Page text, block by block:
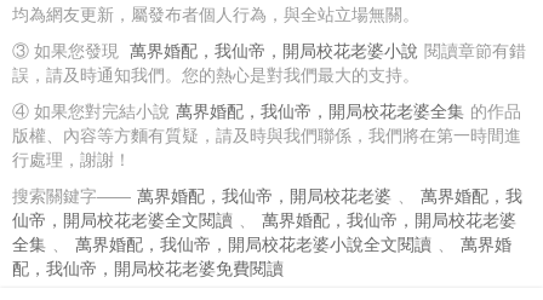
均為網友更新，屬發布者個人行為，與全站立場無關。
③ 如果您發現 萬界婚配，我仙帝，開局校花老婆小說 閱讀章節有錯
誤，請及時通知我們。您的熱心是對我們最大的支持。
④ 如果您對完結小說 萬界婚配，我仙帝，開局校花老婆全集 的作品
版權、內容等方麵有質疑，請及時與我們聯係，我們將在第一時間進
行處理，謝謝！
搜索關鍵字—— 萬界婚配，我仙帝，開局校花老婆 、
萬界婚配，我
仙帝，開局校花老婆全文閱讀 、
萬界婚配，我仙帝，開局校花老婆
全集 、 萬界婚配，我仙帝，開局校花老婆小說全文閱讀 、
萬界婚
配，我仙帝，開局校花老婆免費閱讀